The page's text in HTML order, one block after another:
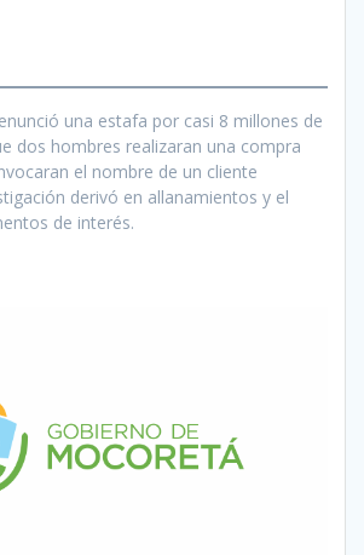
una estafa por casi 8 millones de
dos hombres realizaran una compra
el nombre de un cliente
derivó en allanamientos y el
de interés.